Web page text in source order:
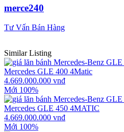
merce240
Tư Vấn Bán Hàng
Similar Listing
Mercedes GLE 400 4Matic
4.669.000.000 vnđ
Mới 100%
Mercedes GLE 450 4MATIC
4.669.000.000 vnđ
Mới 100%